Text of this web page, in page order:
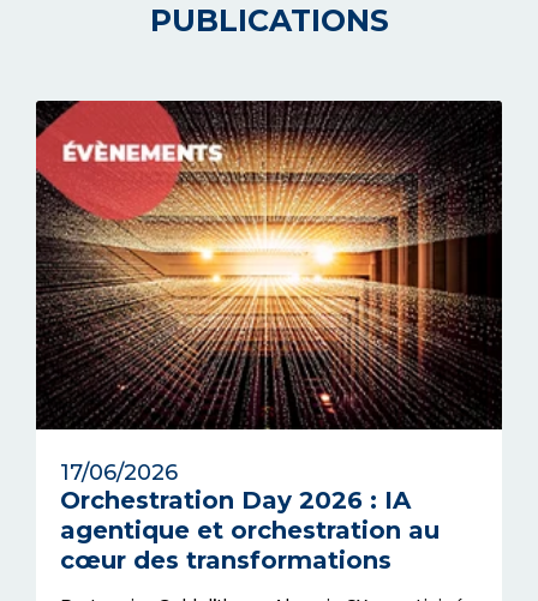
PUBLICATIONS
17/06/2026
Orchestration Day 2026 : IA
agentique et orchestration au
cœur des transformations